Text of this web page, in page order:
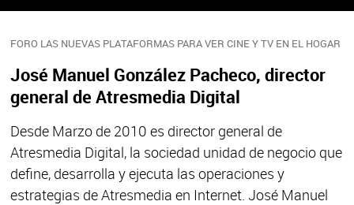
FORO LAS NUEVAS PLATAFORMAS PARA VER CINE Y TV EN EL HOGAR
José Manuel González Pacheco, director
general de Atresmedia Digital
Desde Marzo de 2010 es director general de
Atresmedia Digital, la sociedad unidad de negocio que
define, desarrolla y ejecuta las operaciones y
estrategias de Atresmedia en Internet. José Manuel